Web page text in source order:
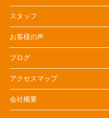
スタッフ
お客様の声
ブログ
アクセスマップ
会社概要